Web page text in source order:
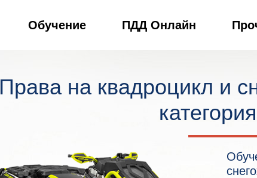
Обучение ПДД Онлайн
Права на квадроцикл и